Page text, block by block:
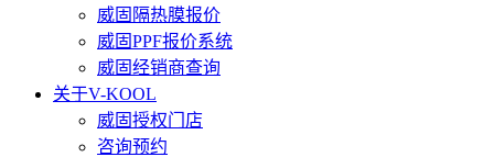
威固隔热膜报价
威固PPF报价系统
威固经销商查询
关于V-KOOL
威固授权门店
咨询预约